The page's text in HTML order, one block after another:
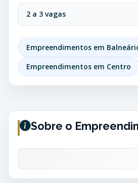
2 a 3 vagas
Empreendimentos em
Empreendimentos em Centro
Sobre o